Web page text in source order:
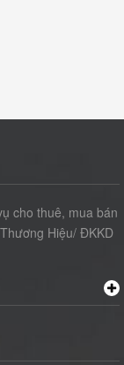
cho thuê, mua bán
Hiệu/ ĐKKD